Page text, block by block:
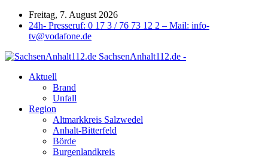
Freitag, 7. August 2026
24h- Presseruf: 0 17 3 / 76 73 12 2 – Mail: info-
tv@vodafone.de
SachsenAnhalt112.de -
Aktuell
Brand
Unfall
Region
Altmarkkreis Salzwedel
Anhalt-Bitterfeld
Börde
Burgenlandkreis